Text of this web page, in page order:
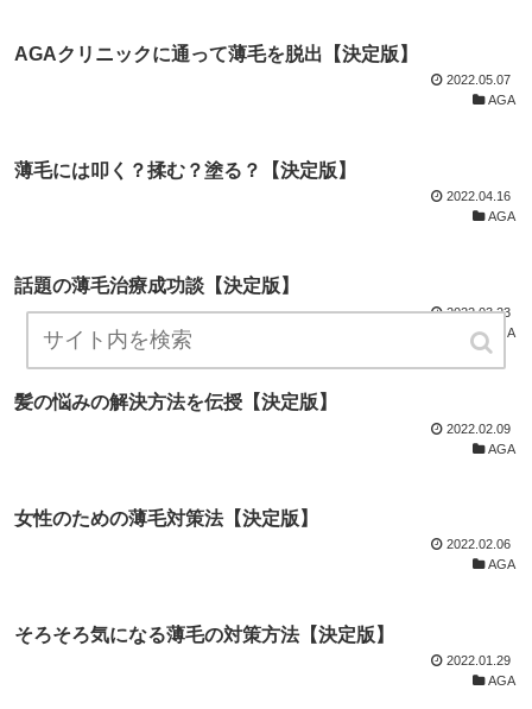
AGAクリニックに通って薄毛を脱出【決定版】
2022.05.07
AGA
薄毛には叩く？揉む？塗る？【決定版】
2022.04.16
AGA
話題の薄毛治療成功談【決定版】
2022.03.23
AGA
髪の悩みの解決方法を伝授【決定版】
2022.02.09
AGA
女性のための薄毛対策法【決定版】
2022.02.06
AGA
そろそろ気になる薄毛の対策方法【決定版】
2022.01.29
AGA